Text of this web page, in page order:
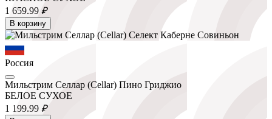
1 659.99 ₽
В корзину
Россия
Мильстрим Селлар (Cellar) Пино Гриджио
БЕЛОЕ СУХОЕ
1 199.99 ₽